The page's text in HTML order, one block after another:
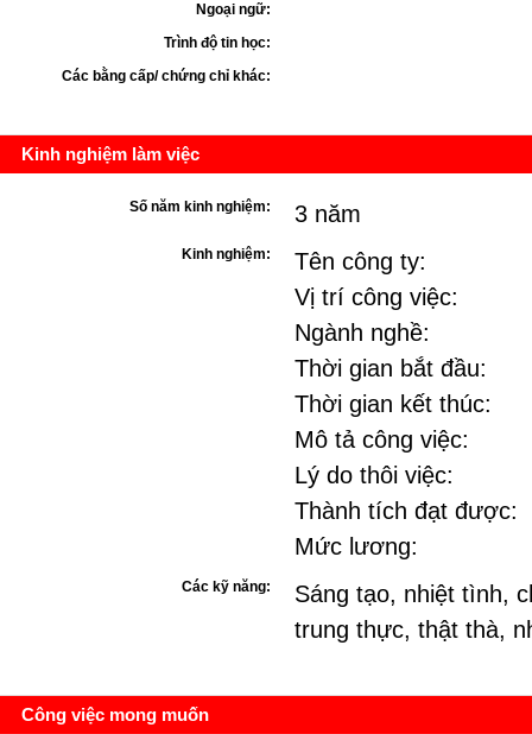
Ngoại ngữ:
Trình độ tin học:
Các bằng cấp/ chứng chỉ khác:
Kinh nghiệm làm việc
Số năm kinh nghiệm: 3 năm
Kinh nghiệm:
Tên công ty:
Vị trí công việc:
Ngành nghề:
Thời gian bắt đầu:
Thời gian kết thúc:
Mô tả công việc:
Lý do thôi việc:
Thành tích đạt được:
Mức lương:
Các kỹ năng:
Sáng tạo, nhiệt tình,
trung thực, thật thà,
Công việc mong muốn